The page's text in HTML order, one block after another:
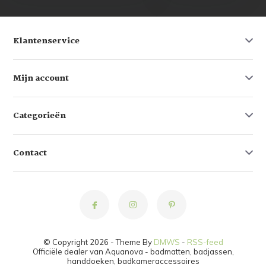
Klantenservice
Mijn account
Categorieën
Contact
© Copyright 2026 - Theme By DMWS - RSS-feed
Officiële dealer van Aquanova - badmatten, badjassen,
handdoeken, badkameraccessoires